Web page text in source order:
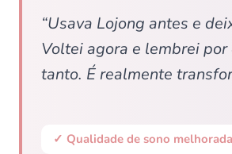
“Usava Lojong antes e
Voltei agora e lembrei por
tanto. É realmente
✓ Qualidade de sono melhorada